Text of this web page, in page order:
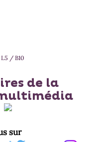
/ B10
de la
sur